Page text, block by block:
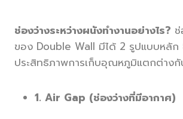
ช่องว่างระหว่างผนังทำงานอย่างไร?
ของ Double Wall มีได้ 2 รูปแบบหลั
ประสิทธิภาพการเก็บอุณหภูมิแตกต่าง
1. Air Gap (ช่องว่างที่มีอากาศ)